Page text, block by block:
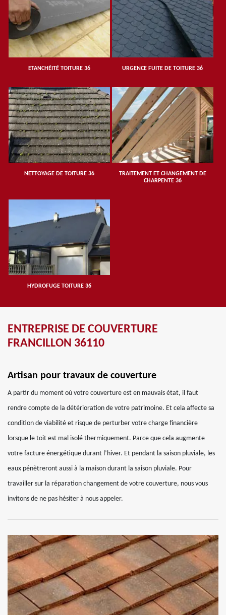
ETANCHÉITÉ TOITURE 36 URGENCE FUITE DE TOITURE 36
NETTOYAGE DE TOITURE 36
TRAITEMENT ET CHANGEMENT DE
CHARPENTE 36
HYDROFUGE TOITURE 36
ENTREPRISE DE COUVERTURE
FRANCILLON 36110
Artisan pour travaux de couverture
A partir du moment où votre couverture est en mauvais état, il faut
rendre compte de la détérioration de votre patrimoine. Et cela affecte sa
condition de viabilité et risque de perturber votre charge financière
lorsque le toit est mal isolé thermiquement. Parce que cela augmente
votre facture énergétique durant l’hiver. Et pendant la saison pluviale, les
eaux pénètreront aussi à la maison durant la saison pluviale. Pour
travailler sur la réparation changement de votre couverture, nous vous
invitons de ne pas hésiter à nous appeler.